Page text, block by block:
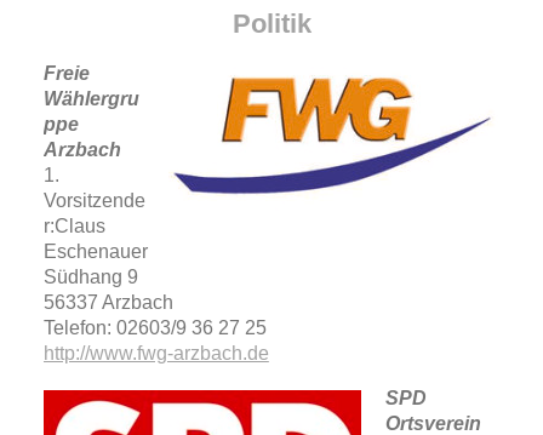
Politik
Freie
Wählergru
ppe
Arzbach
1.
Vorsitzende
r:Claus
Eschenauer
Südhang 9
56337 Arzbach
Telefon: 02603/9 36 27 25
http://www.fwg-arzbach.de
SPD
Ortsverein